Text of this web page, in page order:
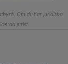
Om du har juridiska
jurist.